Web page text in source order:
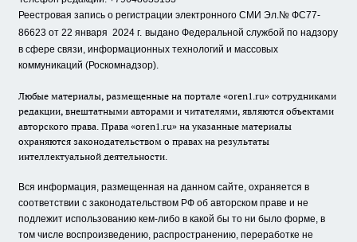
Реестровая запись о регистрации электронного СМИ Эл.№ ФС77-
86623 от 22 января 2024 г. выдано Федеральной службой по надзору
в сфере связи, информационных технологий и массовых
коммуникаций (Роскомнадзор).
Любые материалы, размещенные на портале «oren1.ru» сотрудниками
редакции, внештатными авторами и читателями, являются объектами
авторского права. Права «oren1.ru» на указанные материалы
охраняются законодательством о правах на результаты
интеллектуальной деятельности.
Вся информация, размещенная на данном сайте, охраняется в
соответствии с законодательством РФ об авторском праве и не
подлежит использованию кем-либо в какой бы то ни было форме, в
том числе воспроизведению, распространению, переработке не